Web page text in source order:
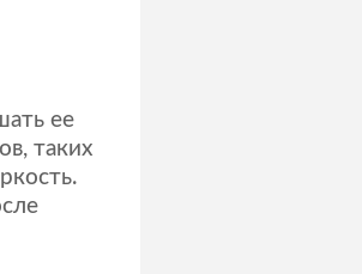
ее
таких